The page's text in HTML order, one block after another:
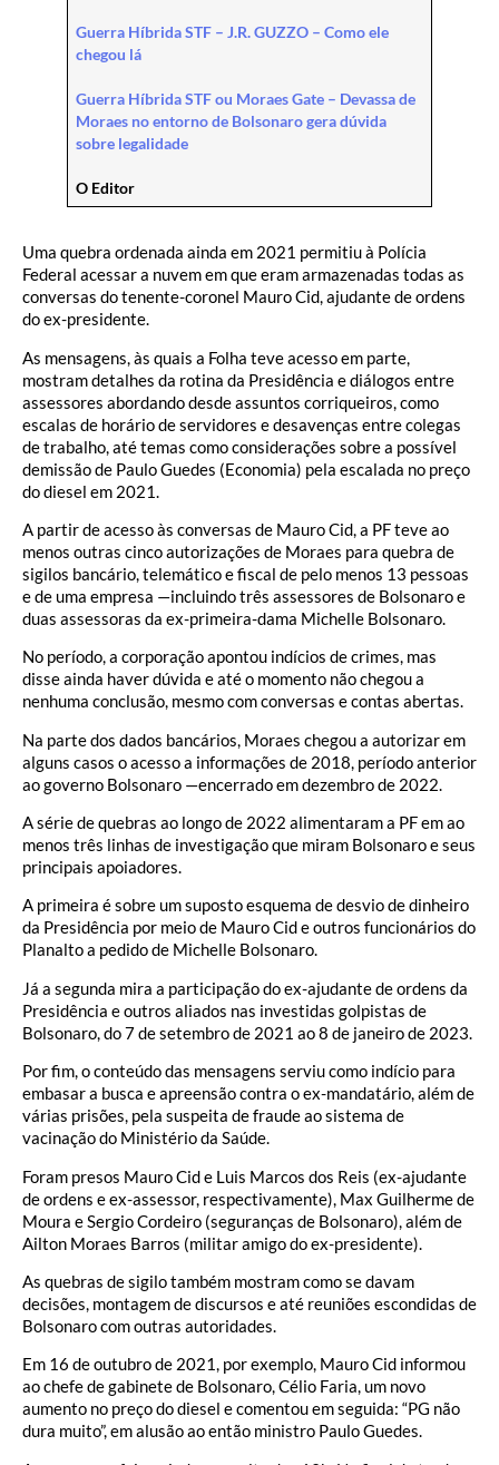
Guerra Híbrida STF – J.R. GUZZO – Como ele
chegou lá
Guerra Híbrida STF ou Moraes Gate – Devassa de
Moraes no entorno de Bolsonaro gera dúvida
sobre legalidade
O Editor
Uma quebra ordenada ainda em 2021 permitiu à Polícia
Federal acessar a nuvem em que eram armazenadas todas as
conversas do tenente-coronel Mauro Cid, ajudante de ordens
do ex-presidente.
As mensagens, às quais a Folha teve acesso em parte,
mostram detalhes da rotina da Presidência e diálogos entre
assessores abordando desde assuntos corriqueiros, como
escalas de horário de servidores e desavenças entre colegas
de trabalho, até temas como considerações sobre a possível
demissão de Paulo Guedes (Economia) pela escalada no preço
do diesel em 2021.
A partir de acesso às conversas de Mauro Cid, a PF teve ao
menos outras cinco autorizações de Moraes para quebra de
sigilos bancário, telemático e fiscal de pelo menos 13 pessoas
e de uma empresa —incluindo três assessores de Bolsonaro e
duas assessoras da ex-primeira-dama Michelle Bolsonaro.
No período, a corporação apontou indícios de crimes, mas
disse ainda haver dúvida e até o momento não chegou a
nenhuma conclusão, mesmo com conversas e contas abertas.
Na parte dos dados bancários, Moraes chegou a autorizar em
alguns casos o acesso a informações de 2018, período anterior
ao governo Bolsonaro —encerrado em dezembro de 2022.
A série de quebras ao longo de 2022 alimentaram a PF em ao
menos três linhas de investigação que miram Bolsonaro e seus
principais apoiadores.
A primeira é sobre um suposto esquema de desvio de dinheiro
da Presidência por meio de Mauro Cid e outros funcionários do
Planalto a pedido de Michelle Bolsonaro.
Já a segunda mira a participação do ex-ajudante de ordens da
Presidência e outros aliados nas investidas golpistas de
Bolsonaro, do 7 de setembro de 2021 ao 8 de janeiro de 2023.
Por fim, o conteúdo das mensagens serviu como indício para
embasar a busca e apreensão contra o ex-mandatário, além de
várias prisões, pela suspeita de fraude ao sistema de
vacinação do Ministério da Saúde.
Foram presos Mauro Cid e Luis Marcos dos Reis (ex-ajudante
de ordens e ex-assessor, respectivamente), Max Guilherme de
Moura e Sergio Cordeiro (seguranças de Bolsonaro), além de
Ailton Moraes Barros (militar amigo do ex-presidente).
As quebras de sigilo também mostram como se davam
decisões, montagem de discursos e até reuniões escondidas de
Bolsonaro com outras autoridades.
Em 16 de outubro de 2021, por exemplo, Mauro Cid informou
ao chefe de gabinete de Bolsonaro, Célio Faria, um novo
aumento no preço do diesel e comentou em seguida: “PG não
dura muito”, em alusão ao então ministro Paulo Guedes.